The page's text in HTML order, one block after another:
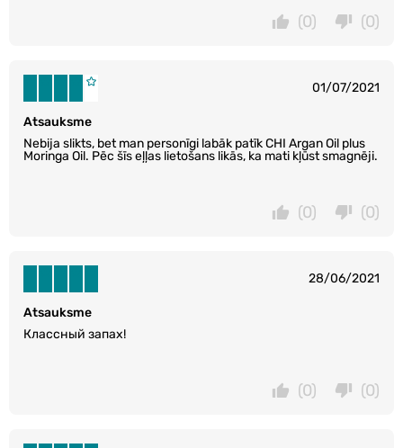
(0)
(0)
01/07/2021
Atsauksme
Nebija slikts, bet man personīgi labāk patīk CHI Argan Oil plus
Moringa Oil. Pēc šīs eļļas lietošans likās, ka mati kļūst smagnēji.
(0)
(0)
28/06/2021
Atsauksme
Классный запах!
(0)
(0)